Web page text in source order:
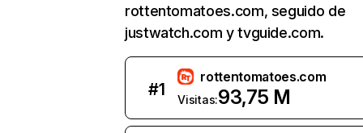
rottentomatoes.com, seguido de
justwatch.com y tvguide.com.
#1
rottentomatoes.com
Visitas:93,75 M